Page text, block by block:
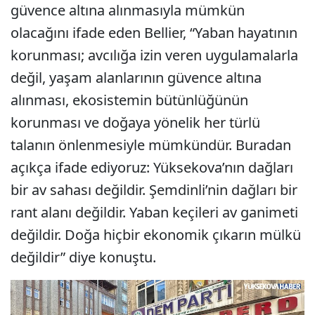
güvence altına alınmasıyla mümkün
olacağını ifade eden Bellier, “Yaban hayatının
korunması; avcılığa izin veren uygulamalarla
değil, yaşam alanlarının güvence altına
alınması, ekosistemin bütünlüğünün
korunması ve doğaya yönelik her türlü
talanın önlenmesiyle mümkündür. Buradan
açıkça ifade ediyoruz: Yüksekova’nın dağları
bir av sahası değildir. Şemdinli’nin dağları bir
rant alanı değildir. Yaban keçileri av ganimeti
değildir. Doğa hiçbir ekonomik çıkarın mülkü
değildir” diye konuştu.